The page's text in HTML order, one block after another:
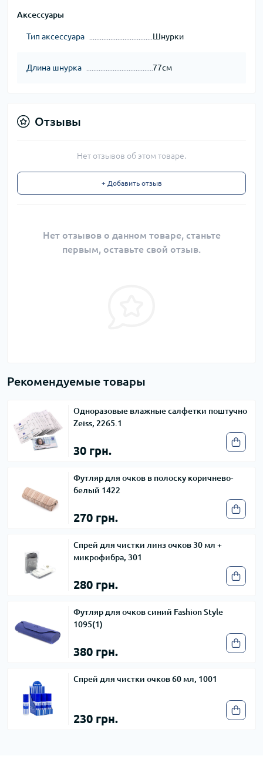
Аксессуары
Тип аксессуара Шнурки
Длина шнурка 77см
Отзывы
Нет отзывов об этом товаре.
+ Добавить отзыв
Нет отзывов о данном товаре, станьте
первым, оставьте свой отзыв.
Рекомендуемые товары
Одноразовые влажные салфетки поштучно
Zeiss, 2265.1
30 грн.
Футляр для очков в полоску коричнево-
белый 1422
270 грн.
Спрей для чистки линз очков 30 мл +
микрофибра, 301
280 грн.
Футляр для очков синий Fashion Style
1095(1)
380 грн.
Спрей для чистки очков 60 мл, 1001
230 грн.